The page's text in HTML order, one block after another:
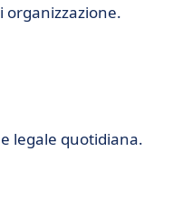
legale quotidiana.